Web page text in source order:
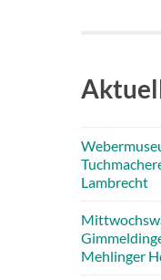
Lambrecht
Mehlinger